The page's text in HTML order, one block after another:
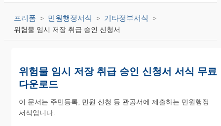
프리폼 민원행정서식 기타정부서식
위험물 임시 저장 취급 승인 신청서
위험물 임시 저장 취급 승인 신청서 서식 무료
다운로드
이 문서는 주민등록, 민원 신청 등 관공서에 제출하는 민원행정
서식입니다.